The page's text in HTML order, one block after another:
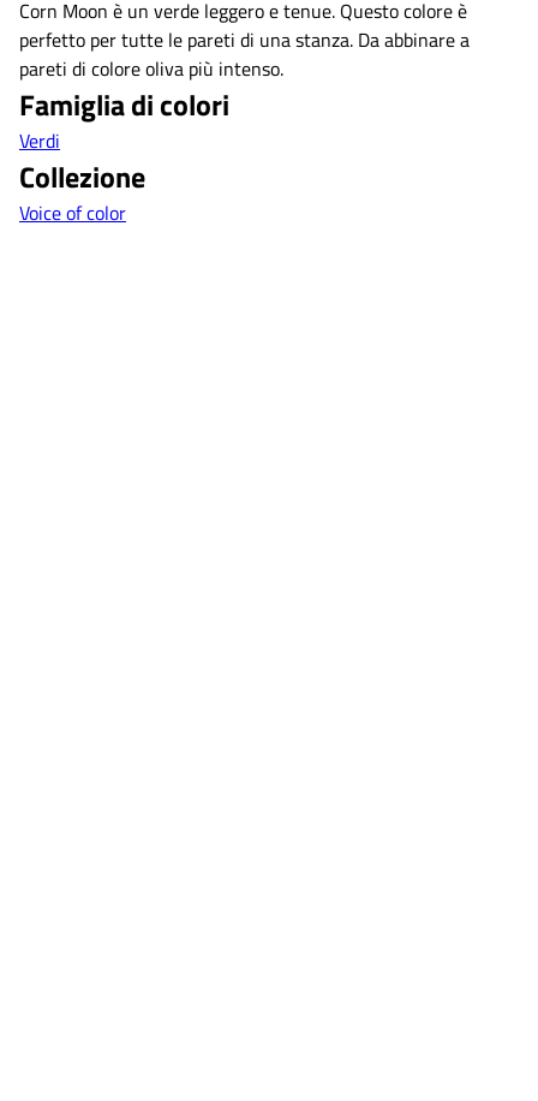
Corn Moon è un verde leggero e tenue. Questo colore è
perfetto per tutte le pareti di una stanza. Da abbinare a
pareti di colore oliva più intenso.
Famiglia di colori
Verdi
Collezione
Voice of color